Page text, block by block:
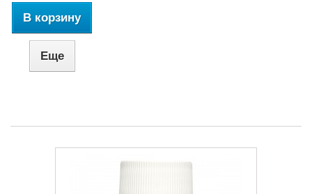
В корзину
Еще